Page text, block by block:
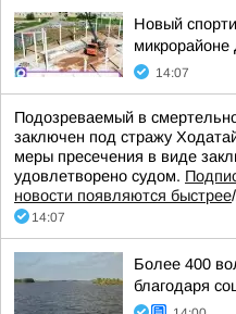
Новый
микрорайоне
14:07
Подозреваемый в
заключен под стражу
меры пресечения в виде
удовлетворено судом.
новости появляются быстрее
14:07
Более 400
благодаря